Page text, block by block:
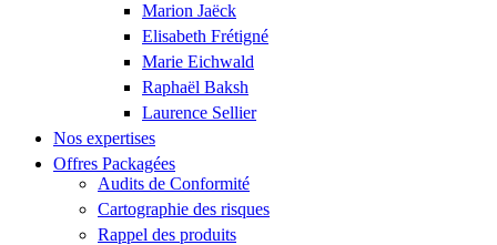
Marion Jaëck
Elisabeth Frétigné
Marie Eichwald
Raphaël Baksh
Laurence Sellier
Nos expertises
Offres Packagées
Audits de Conformité
Cartographie des risques
Rappel des produits